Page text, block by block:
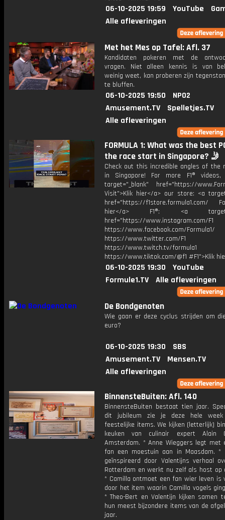
06-10-2025 19:59 YouTube
Alle afleveringen
Met het Mes op Tafel: Afl. 37
Kandidaten pokeren met de
vragen. Niet alleen kennis is van
weinig weet, kan proberen zijn
te bluffen.
06-10-2025 19:50
NPO2
Amusement.TV
Spelletjes.TV
Alle afleveringen
FORMULA 1: What was the best
the race start in Singapore? 🤳
Check out this incredible angles of the
in Singapore! For more F1®
target="_blank" href="https://
Visit">Klik hier</a> our store: <a
href="https://f1store.formula1.com/
hier</a> F1®: <a
href="https://www.instagram.com/F1
https://www.facebook.com/Formula1/
https://www.twitter.com/F1
https://www.twitch.tv/formula1
https://www.tiktok.com/@f1 #F1">Klik
06-10-2025 19:30
YouTube
Formule1.TV
Alle afleveringen
De Bondgenoten
Wie gaan er deze cyclus strijden om
euro?
06-10-2025 19:30
SBS
Amusement.TV
Mensen.TV
Alle afleveringen
BinnensteBuiten: Afl. 140
BinnensteBuiten bestaat tien jaar.
dit jubileum zie je deze hele week
feestelijke items. We kijken (letterlijk)
keuken van culinair expert Alain
Amsterdam. * Anne Wieggers legt met
fan een moestuin aan in Maasdam. *
geïnspireerd door Valentijns verhaal
Rotterdam en werkt nu zelf als host op
* Camilla ontmoet een fan wier leven is
door het item waarin Camilla vogels
* Theo-Bert en Valentijn kijken samen
hun meest bijzondere items van de
jaar.